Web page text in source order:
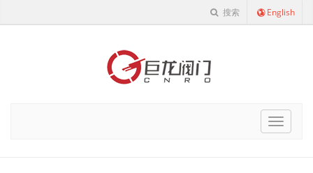
搜索 English
Cnro